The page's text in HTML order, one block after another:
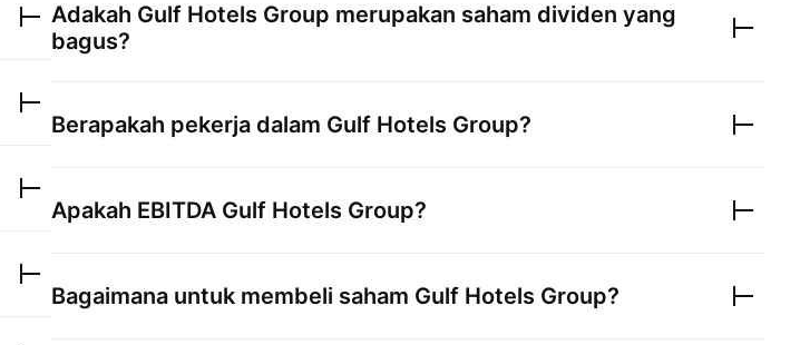
Adakah Gulf Hotels Group merupakan saham dividen yang
bagus?
Berapakah pekerja dalam Gulf Hotels Group?
Apakah EBITDA Gulf Hotels Group?
Bagaimana untuk membeli saham Gulf Hotels Group?